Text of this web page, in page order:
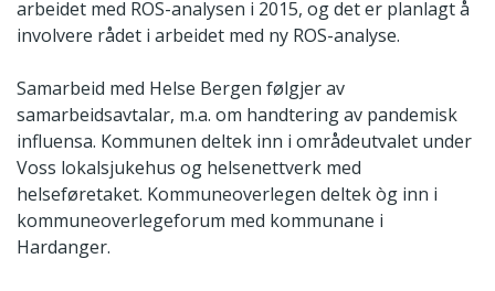
arbeidet med ROS-analysen i 2015, og det er planlagt å
involvere rådet i arbeidet med ny ROS-analyse.
Samarbeid med Helse Bergen følgjer av
samarbeidsavtalar, m.a. om handtering av pandemisk
influensa. Kommunen deltek inn i områdeutvalet under
Voss lokalsjukehus og helsenettverk med
helseføretaket. Kommuneoverlegen deltek òg inn i
kommuneoverlegeforum med kommunane i
Hardanger.